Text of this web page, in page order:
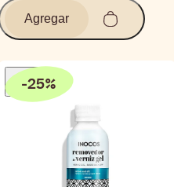
Agregar
-25%